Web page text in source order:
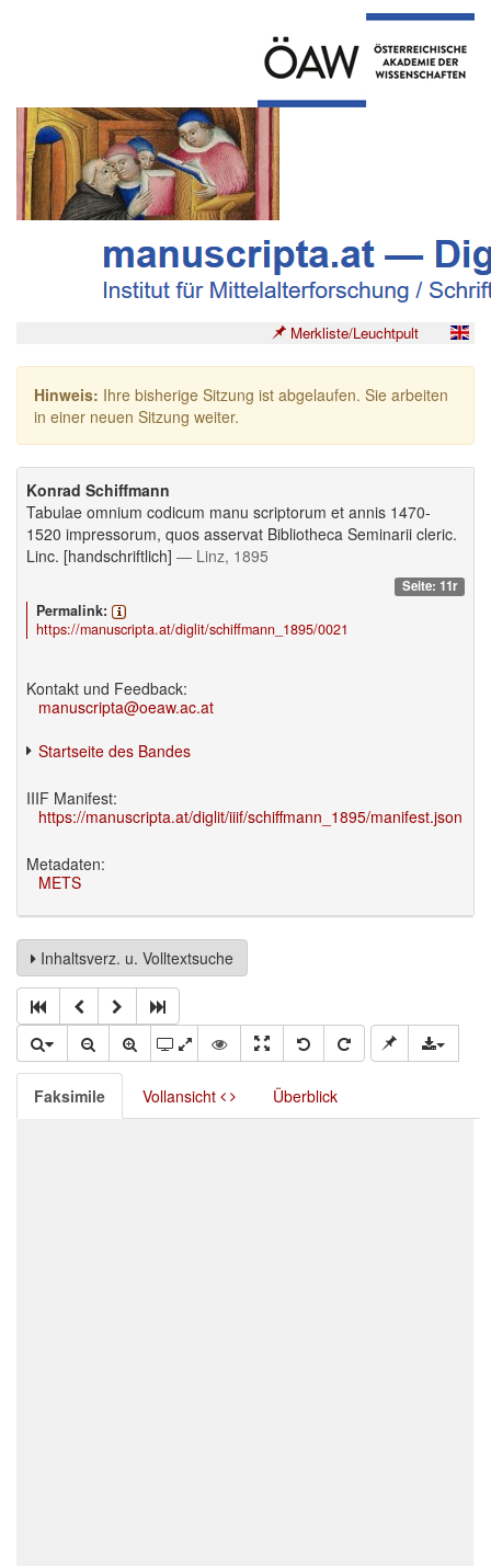
Merkliste/Leuchtpult
Hinweis: Ihre bisherige Sitzung ist abgelaufen. Sie arbeiten
in einer neuen Sitzung weiter.
Konrad Schiffmann
Tabulae omnium codicum manu scriptorum et annis 1470-
1520 impressorum, quos asservat Bibliotheca Seminarii cleric.
Linc. [handschriftlich] — Linz, 1895
Seite: 11r
Permalink:
https://manuscripta.at/diglit/schiffmann_1895/0021
Kontakt und Feedback:
manuscripta@oeaw.ac.at
Startseite des Bandes
IIIF Manifest:
https://manuscripta.at/diglit/iiif/schiffmann_1895/manifest.json
Metadaten:
METS
Inhaltsverz. u. Volltextsuche
Faksimile Vollansicht Überblick